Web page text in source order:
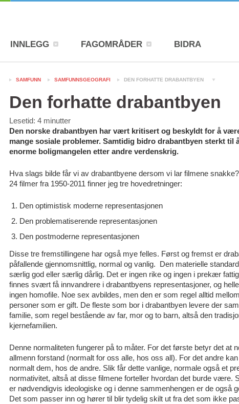
INNLEGG FAGOMRÅDER BIDRA
SAMFUNN SAMFUNNSGEOGRAFI DEN FORHATTE DRABANTBYEN
Den forhatte drabantbyen
Lesetid: 4 minutter
Den norske drabantbyen har vært kritisert og beskyldt for å
mange sosiale problemer. Samtidig bidro drabantbyen sterkt til
enorme boligmangelen etter andre verdenskrig.
Hva slags bilde får vi av drabantbyene dersom vi lar filmene
24 filmer fra 1950-2011 finner jeg tre hovedretninger:
Den optimistisk moderne representasjonen
Den problematiserende representasjonen
Den postmoderne representasjonen
Disse tre fremstillingene har også mye felles. Først og fremst er
påfallende gjennomsnittlig, normal og vanlig. Den materielle
særlig god eller særlig dårlig. Det er ingen rike og ingen i prekær
finnes svært få innvandrere i drabantbyens representasjoner, og
ingen homofile. Noe sex avbildes, men den er som regel alltid
personer som er gift. De fleste som bor i drabantbyen levere der
familie, som regel bestående av far, mor og to barn, altså den
kjernefamilien.
Denne normaliteten fungerer på to måter. For det første betyr det at
allmenn forstand (normalt for oss alle, hos oss all). For det andre
normalt dem, hos de andre. Slik får dette vanlige, normale også et
normativitet, altså at disse filmene forteller hvordan det burde være.
er nødvendigvis ideologiske og i denne sammenhengen er de også
Det som passer inn og hører til blir tydelig skilt ut fra det som ikke